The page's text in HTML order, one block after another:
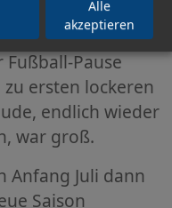
Pause
ersten lockeren
endlich wieder
war groß.
Anfang Juli dann
Saison
Alle
akzeptieren